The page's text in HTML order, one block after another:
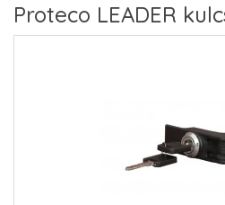
Proteco LEADER